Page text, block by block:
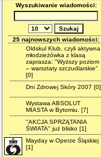
Wyszukiwanie wiadomości:
25 najnowszych wiadomości:
Oldskul Klub, czyli aktywna
młodzieżówka z klasą
zaprasza: "Wyższy poziom
– warsztaty szczudlarskie"
[0]
Dni Zdrowej Skóry 2007 [0]
Wystawa ABSOLUT
MIASTA w Bytomiu. [7]
"AKCJA SPRZĄTANIA
ŚWIATA" już blisko [1]
Mayday w Operze Śląskiej
[1]